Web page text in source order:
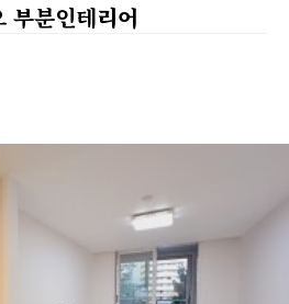
부분인테리어